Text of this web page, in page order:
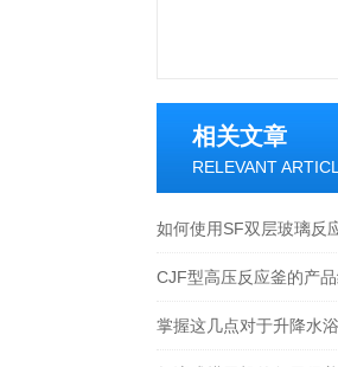
相关文章
RELEVANT
如何使用SF双层玻璃反
CJF型高压反应釜的产